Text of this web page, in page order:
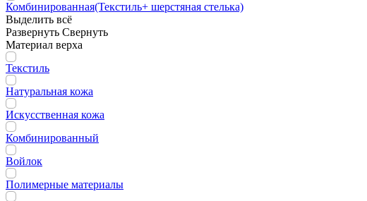
Комбинированная(Текстиль+ шерстяная стелька)
Выделить всё
Развернуть Свернуть
Материал верха
Текстиль
Натуральная кожа
Искусственная кожа
Комбинированный
Войлок
Полимерные материалы